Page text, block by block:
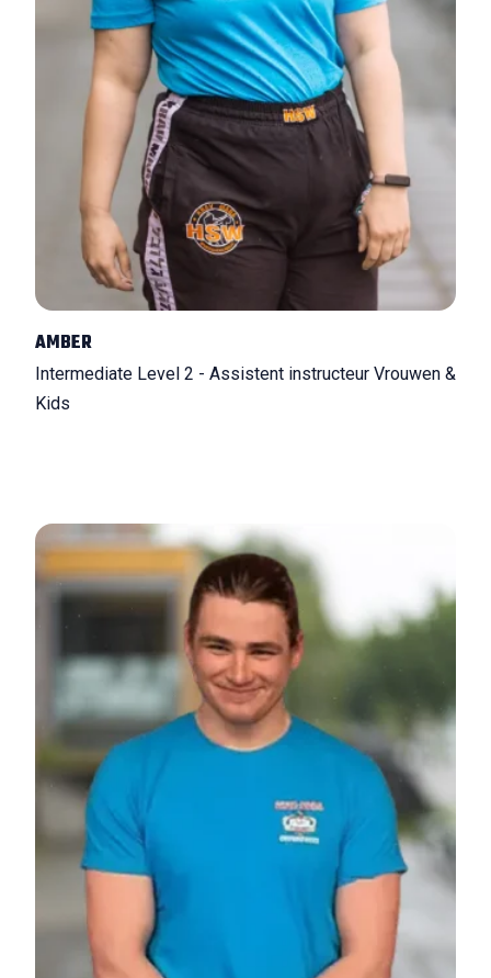
AMBER
Intermediate Level 2 - Assistent instructeur Vrouwen &
Kids